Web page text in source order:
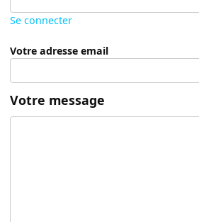
Se connecter
Votre adresse email
Votre message